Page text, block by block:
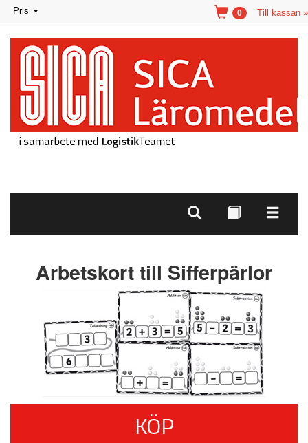
Toggle
navigation
Pris Till kassan »
0
Arbetskort till Sifferpärlor
KÖP